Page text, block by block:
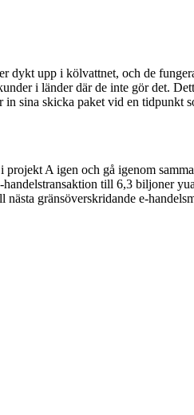
dykt upp i kölvattnet, och de
i länder där de inte gör det.
sina skicka paket vid en tidpunkt
A igen och gå igenom
till 6,3 biljoner
gränsöverskridande e-